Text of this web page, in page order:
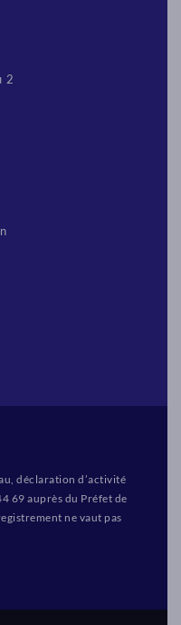
2
déclaration d’activité
69 auprès du Préfet de
ne vaut pas